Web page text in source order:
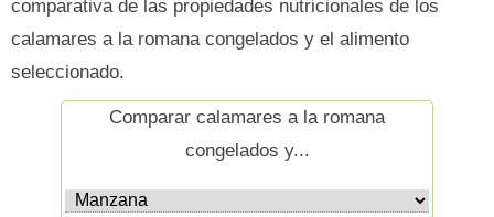
comparativa de las propiedades nutricionales de los
calamares a la romana congelados y el alimento
seleccionado.
Comparar calamares a la romana
congelados y...